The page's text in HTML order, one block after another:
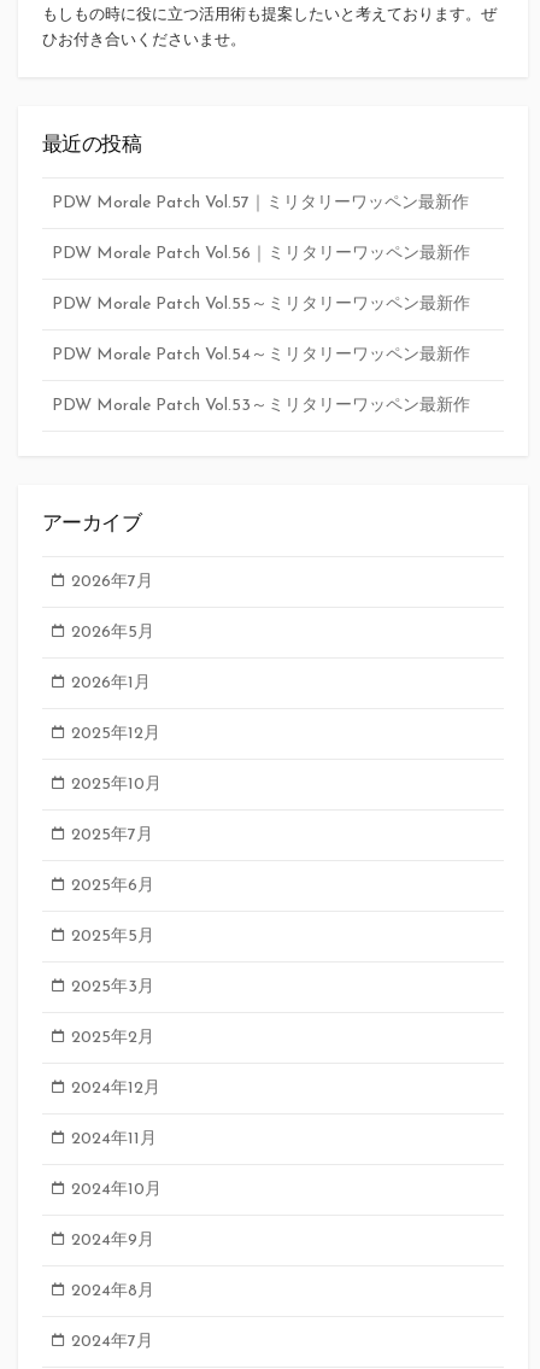
もしもの時に役に立つ活用術も提案したいと考えております。ぜ
ひお付き合いくださいませ。
最近の投稿
PDW Morale Patch Vol.57｜ミリタリーワッペン最新作
PDW Morale Patch Vol.56｜ミリタリーワッペン最新作
PDW Morale Patch Vol.55～ミリタリーワッペン最新作
PDW Morale Patch Vol.54～ミリタリーワッペン最新作
PDW Morale Patch Vol.53～ミリタリーワッペン最新作
アーカイブ
2026年7月
2026年5月
2026年1月
2025年12月
2025年10月
2025年7月
2025年6月
2025年5月
2025年3月
2025年2月
2024年12月
2024年11月
2024年10月
2024年9月
2024年8月
2024年7月